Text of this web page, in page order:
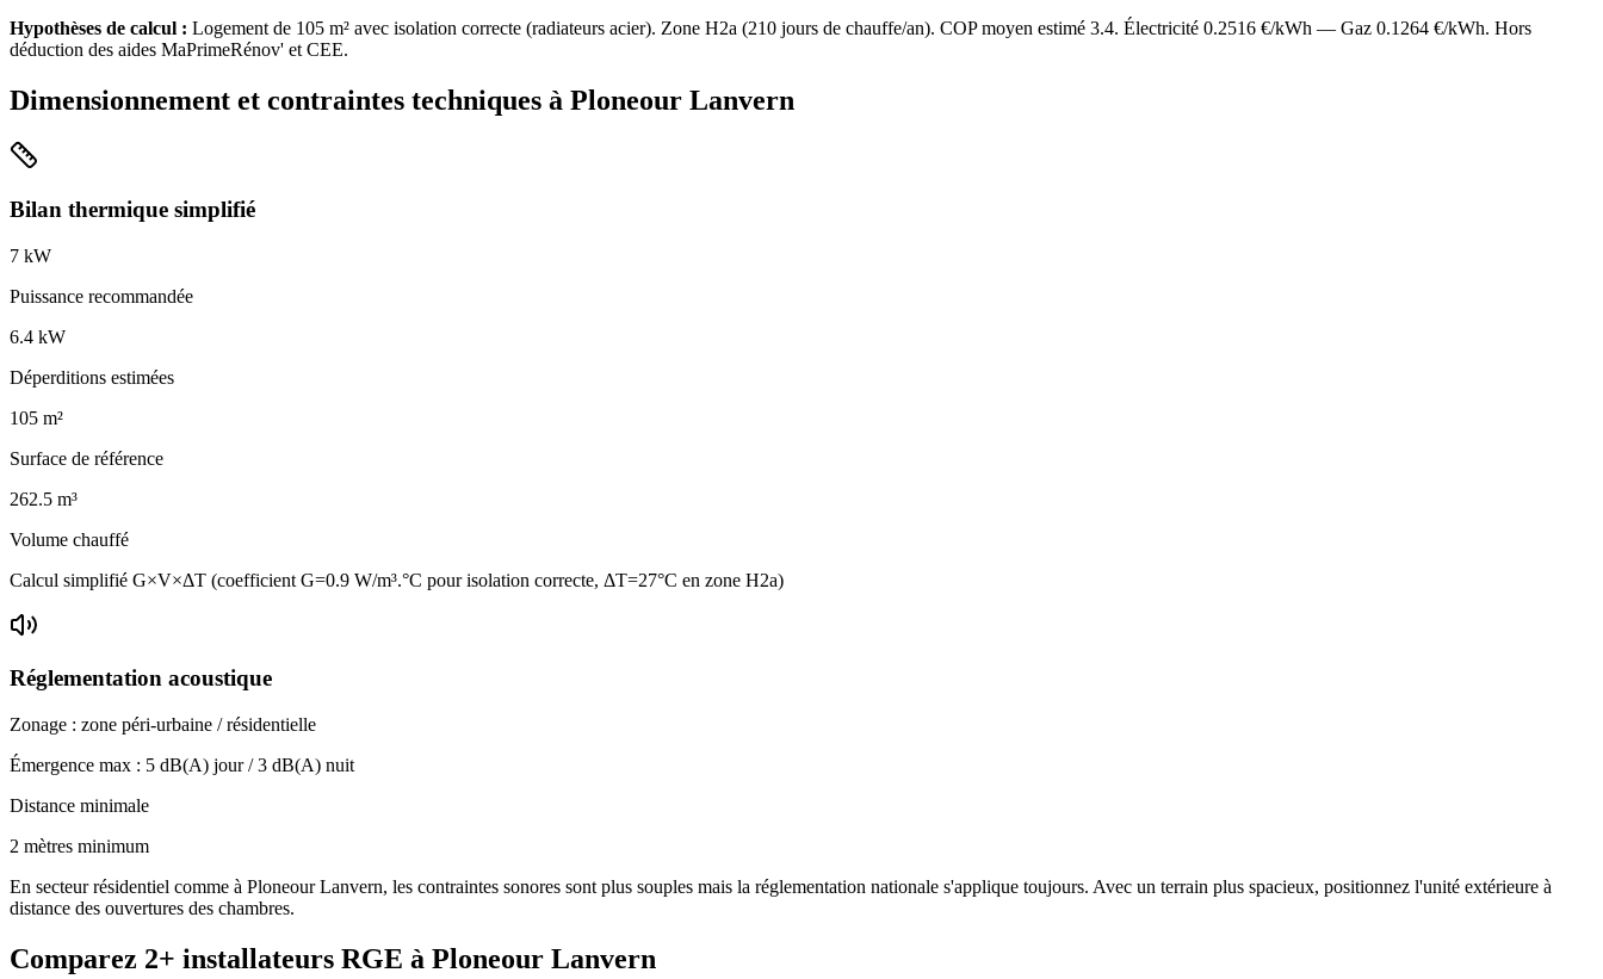
Hypothèses de calcul : Logement de 105 m² avec isolation correcte (radiateurs acier). Zone H2a (210 jours de chauffe/an). COP moyen estimé 3.4. Électricité 0.2516 €/kWh — Gaz 0.1264 €/kWh. Hors
déduction des aides MaPrimeRénov' et CEE.
Dimensionnement et contraintes techniques à Ploneour Lanvern
Bilan thermique simplifié
7 kW
Puissance recommandée
6.4 kW
Déperditions estimées
105 m²
Surface de référence
262.5 m³
Volume chauffé
Calcul simplifié G×V×ΔT (coefficient G=0.9 W/m³.°C pour isolation correcte, ΔT=27°C en zone H2a)
Réglementation acoustique
Zonage : zone péri-urbaine / résidentielle
Émergence max : 5 dB(A) jour /3 dB(A) nuit
Distance minimale
2 mètres minimum
En secteur résidentiel comme à Ploneour Lanvern, les contraintes sonores sont plus souples mais la réglementation nationale s'applique toujours. Avec un terrain plus spacieux, positionnez l'unité extérieure à
distance des ouvertures des chambres.
Comparez 2+ installateurs RGE à Ploneour Lanvern